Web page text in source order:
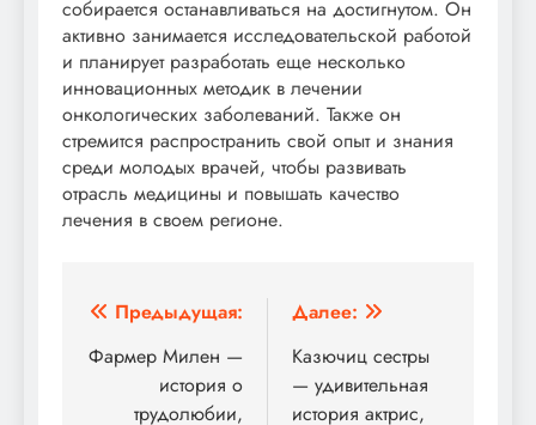
собирается останавливаться на достигнутом. Он
активно занимается исследовательской работой
и планирует разработать еще несколько
инновационных методик в лечении
онкологических заболеваний. Также он
стремится распространить свой опыт и знания
среди молодых врачей, чтобы развивать
отрасль медицины и повышать качество
лечения в своем регионе.
Навигация
по
записям
Предыдущая:
Фармер Милен —
история о
трудолюбии,
Далее:
Казючиц сестры
— удивительная
история актрис,